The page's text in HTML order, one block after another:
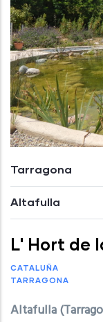
Tarragona
Altafulla
L' Hort de
CATALUÑA
TARRAGONA
Altafulla